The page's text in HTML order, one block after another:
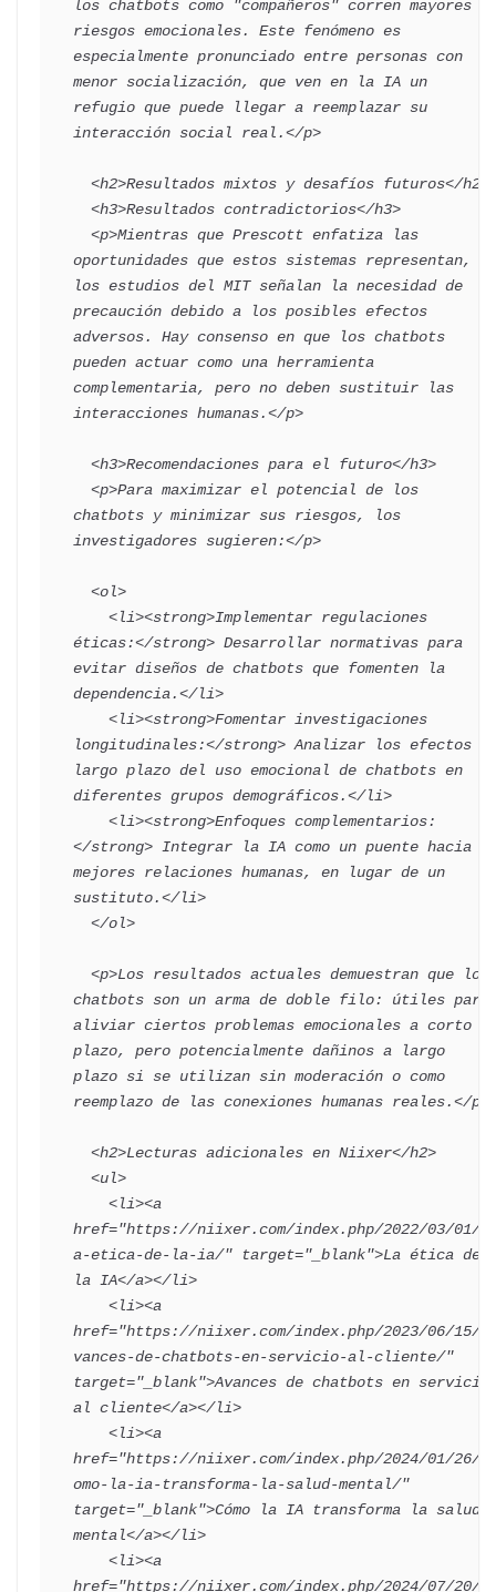
los chatbots como "compañeros" corren mayores
riesgos emocionales. Este fenómeno es
especialmente pronunciado entre personas con
menor socialización, que ven en la IA un
refugio que puede llegar a reemplazar su
interacción social real.</p>
oportunidades que estos sistemas representan,
los estudios del MIT señalan la necesidad de
precaución debido a los posibles efectos
adversos. Hay consenso en que los chatbots
pueden actuar como una herramienta
complementaria, pero no deben sustituir las
interacciones humanas.</p>
chatbots y minimizar sus riesgos, los
investigadores sugieren:</p>
éticas:</strong> Desarrollar normativas para
evitar diseños de chatbots que fomenten la
dependencia.</li>
longitudinales:</strong> Analizar los efectos a
largo plazo del uso emocional de chatbots en
diferentes grupos demográficos.</li>
</strong> Integrar la IA como un puente hacia
mejores relaciones humanas, en lugar de un
sustituto.</li>
chatbots son un arma de doble filo: útiles para
aliviar ciertos problemas emocionales a corto
plazo, pero potencialmente dañinos a largo
plazo si se utilizan sin moderación o como
reemplazo de las conexiones humanas reales.</p>
href="https://niixer.com/index.php/2022/03/01/l
a-etica-de-la-ia/" target="_blank">La ética de
la IA</a></li>
href="https://niixer.com/index.php/2023/06/15/a
vances-de-chatbots-en-servicio-al-cliente/"
target="_blank">Avances de chatbots en servicio
al cliente</a></li>
href="https://niixer.com/index.php/2024/01/26/c
omo-la-ia-transforma-la-salud-mental/"
target="_blank">Cómo la IA transforma la salud
mental</a></li>
href="https://niixer.com/index.php/2024/07/20/i